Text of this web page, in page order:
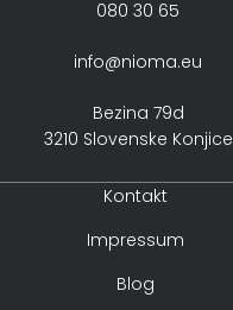
080 30 65
info@nioma.eu
Bezina 79d
3210 Slovenske Konjice
Kontakt
Impressum
Blog